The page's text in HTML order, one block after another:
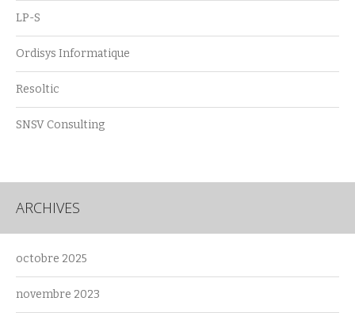
LP-S
Ordisys Informatique
Resoltic
SNSV Consulting
ARCHIVES
octobre 2025
novembre 2023